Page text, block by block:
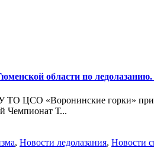
области по
ТО ЦСО «Воронинские горки»
Чемпионат Т...
, Новости ледолазания, Новости